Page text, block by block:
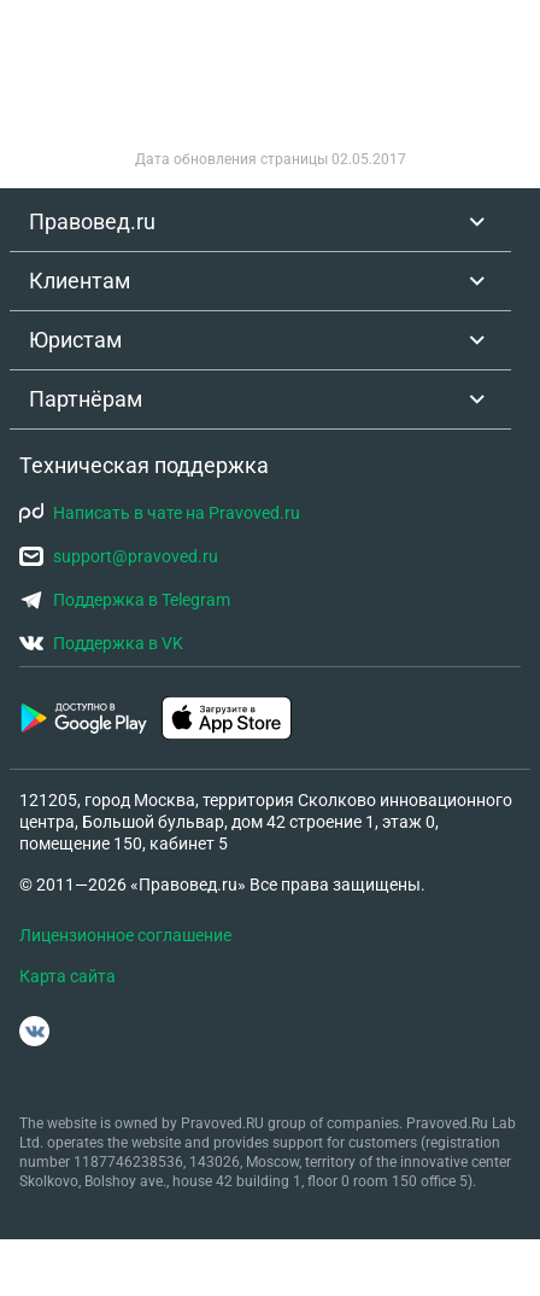
Дата обновления страницы 02.05.2017
Правовед.ru
Клиентам
Юристам
Партнёрам
Техническая поддержка
Написать в чате на Pravoved.ru
support@pravoved.ru
Поддержка в Telegram
Поддержка в VK
121205, город Москва, территория Сколково инновационного
центра, Большой бульвар, дом 42 строение 1, этаж 0,
помещение 150, кабинет 5
© 2011—2026 «Правовед.ru» Все права защищены.
Лицензионное соглашение
Карта сайта
The website is owned by Pravoved.RU group of companies. Pravoved.Ru Lab
Ltd. operates the website and provides support for customers (registration
number 1187746238536, 143026, Moscow, territory of the innovative center
Skolkovo, Bolshoy ave., house 42 building 1, floor 0 room 150 office 5).